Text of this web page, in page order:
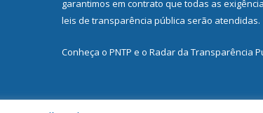
garantimos em contrato que todas as
leis de transparência pública serão atendidas.
Conheça o PNTP e o Radar da Transparência